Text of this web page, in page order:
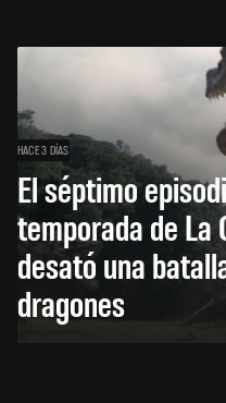
HACE 3 DÍAS
El séptimo
temporada de La
desató una
dragones